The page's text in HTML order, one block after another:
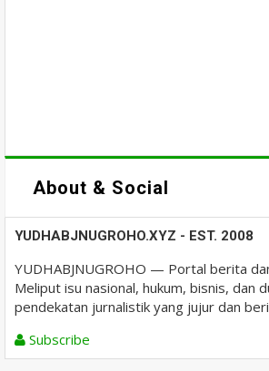
About & Social
YUDHABJNUGROHO.XYZ - EST. 2008
YUDHABJNUGROHO — Portal berita
Meliput isu nasional, hukum, bisnis, dan
pendekatan jurnalistik yang jujur dan
Subscribe